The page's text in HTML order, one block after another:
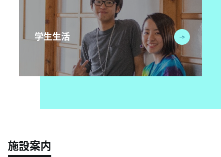
学生生活
施設案内